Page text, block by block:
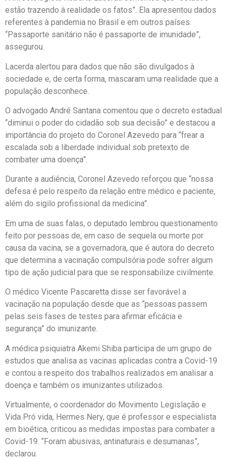
estão trazendo à realidade os fatos”. Ela apresentou dados
referentes à pandemia no Brasil e em outros países.
“Passaporte sanitário não é passaporte de imunidade”,
assegurou.
Lacerda alertou para dados que não são divulgados à
sociedade e, de certa forma, mascaram uma realidade que a
população desconhece.
O advogado André Santana comentou que o decreto estadual
“diminui o poder do cidadão sob sua decisão” e destacou a
importância do projeto do Coronel Azevedo para “frear a
escalada sob a liberdade individual sob pretexto de
combater uma doença”.
Durante a audiência, Coronel Azevedo reforçou que “nossa
defesa é pelo respeito da relação entre médico e paciente,
além do sigilo profissional da medicina”.
Em uma de suas falas, o deputado lembrou questionamento
feito por pessoas de, em caso de sequela ou morte por
causa da vacina, se a governadora, que é autora do decreto
que determina a vacinação compulsória pode sofrer algum
tipo de ação judicial para que se responsabilize civilmente.
O médico Vicente Pascaretta disse ser favorável a
vacinação na população desde que as “pessoas passem
pelas seis fases de testes para afirmar eficácia e
segurança” do imunizante.
A médica psiquiatra Akemi Shiba participa de um grupo de
estudos que analisa as vacinas aplicadas contra a Covid-19
e contou a respeito dos trabalhos realizados em analisar a
doença e também os imunizantes utilizados.
Virtualmente, o coordenador do Movimento Legislação e
Vida Pró vida, Hermes Nery, que é professor e especialista
em bioética, criticou as medidas impostas para combater a
Covid-19. “Foram abusivas, antinaturais e desumanas”,
declarou.